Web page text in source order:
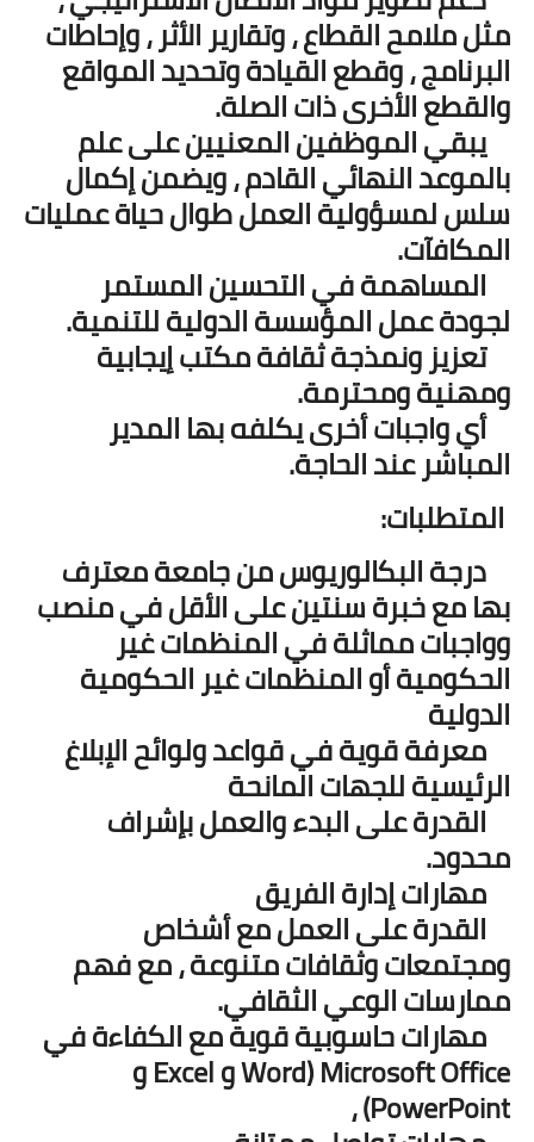
مثل ملامح القطاع ، وتقارير الأثر ، وإحاطات
البرنامج ، وقطع القيادة وتحديد المواقع
والقطع الأخرى ذات الصلة.
يبقي الموظفين المعنيين على علم
بالموعد النهائي القادم ، ويضمن إكمال
سلس لمسؤولية العمل طوال حياة عمليات
المكافآت.
المساهمة في التحسين المستمر
لجودة عمل المؤسسة الدولية للتنمية.
تعزيز ونمذجة ثقافة مكتب إيجابية
ومهنية ومحترمة.
أي واجبات أخرى يكلفه بها المدير
المباشر عند الحاجة.
المتطلبات:
درجة البكالوريوس من جامعة معترف
بها مع خبرة سنتين على الأقل في منصب
وواجبات مماثلة في المنظمات غير
الحكومية أو المنظمات غير الحكومية
الدولية
معرفة قوية في قواعد ولوائح الإبلاغ
الرئيسية للجهات المانحة
القدرة على البدء والعمل بإشراف
محدود.
مهارات إدارة الفريق
القدرة على العمل مع أشخاص
ومجتمعات وثقافات متنوعة ، مع فهم
ممارسات الوعي الثقافي.
مهارات حاسوبية قوية مع الكفاءة في
Microsoft Office (Word و Excel و
PowerPoint) ،